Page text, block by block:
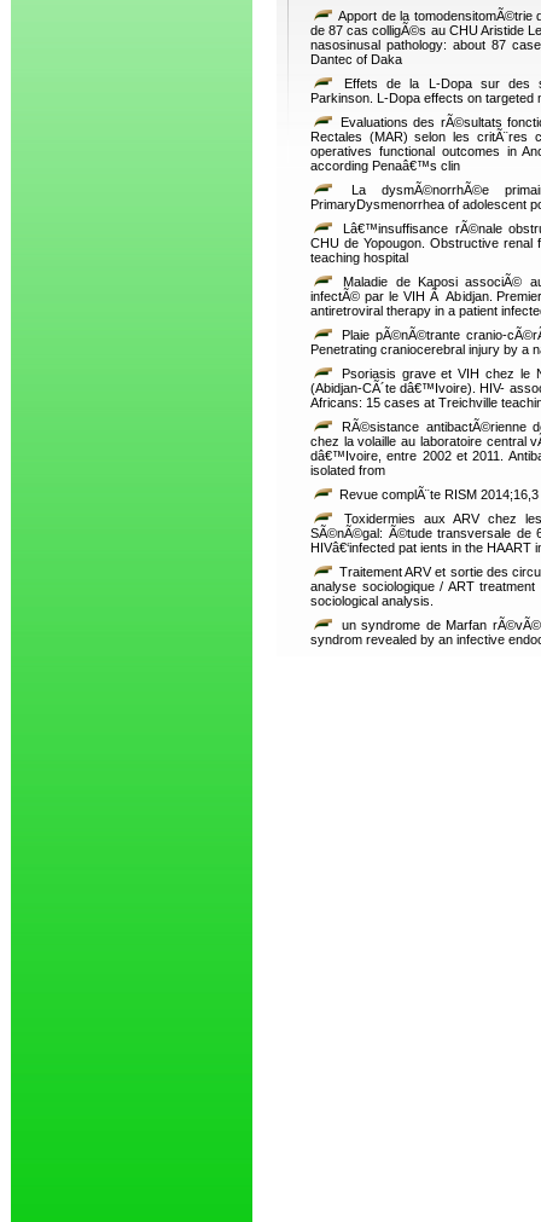
Apport de la tomodensitomÃ©trie
de 87 cas colligÃ©s au CHU Aristide
nasosinusal pathology: about 87
Dantec of Daka
Effets de la L-Dopa sur des
Parkinson. L-Dopa effects on
Evaluations des rÃ©sultats
Rectales (MAR) selon les critÃ¨res
operatives functional outcomes in
according Penaâ€™s clin
La dysmÃ©norrhÃ©e
PrimaryDysmenorrhea of adolescent
Lâ€™insuffisance rÃ©nale
CHU de Yopougon. Obstructive renal
teaching hospital
Maladie de Kaposi associÃ©
infectÃ© par le VIH Ã Abidjan.
antiretroviral therapy in a patient
Plaie pÃ©nÃ©trante cranio-
Penetrating craniocerebral injury by a
Psoriasis grave et VIH chez le
(Abidjan-CÃ´te dâ€™Ivoire). HIV-
Africans: 15 cases at Treichville
RÃ©sistance antibactÃ©rienne
chez la volaille au laboratoire central
dâ€™Ivoire, entre 2002 et 2011.
isolated from
Revue complÃ¨te RISM 2014;16,3
Toxidermies aux ARV chez
SÃ©nÃ©gal: Ã©tude transversale de
HIVâ€‘infected pat ients in the
Traitement ARV et sortie des
analyse sociologique / ART
sociological analysis.
un syndrome de Marfan
syndrom revealed by an infective